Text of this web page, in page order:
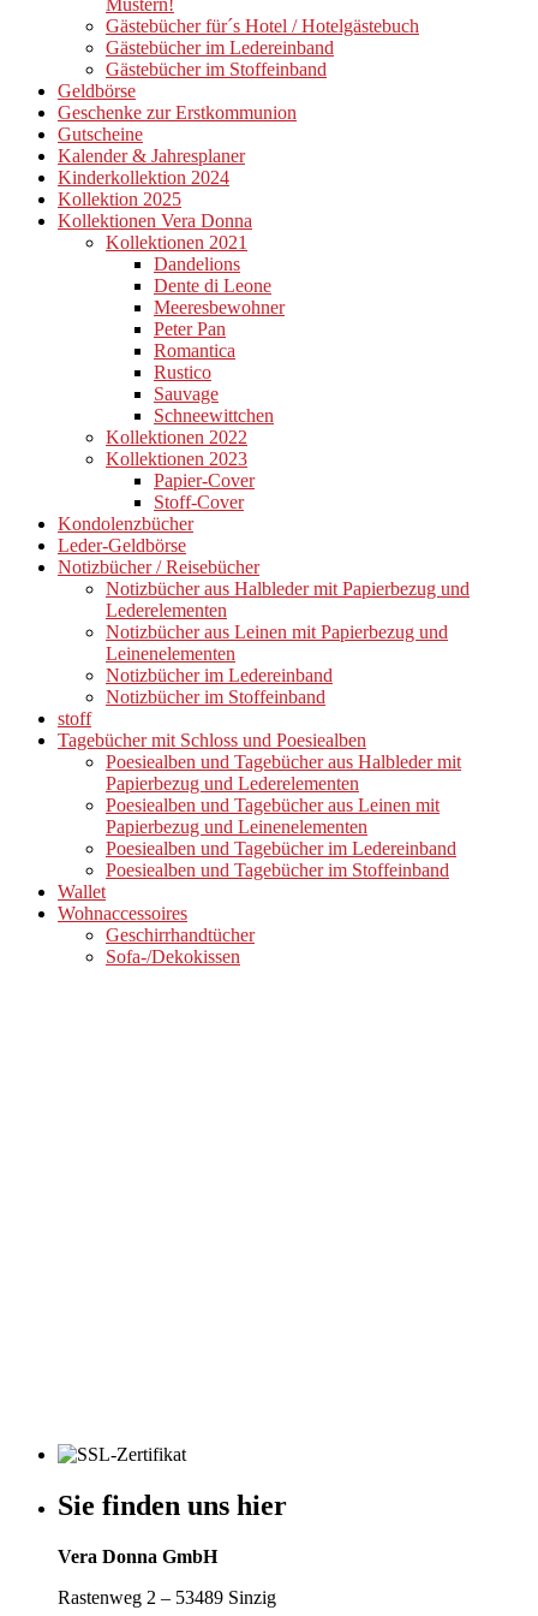
Gästebücher für´s Hotel / Hotelgästebuch
Gästebücher im Ledereinband
Gästebücher im Stoffeinband
Geldbörse
Geschenke zur Erstkommunion
Gutscheine
Kalender & Jahresplaner
Kinderkollektion 2024
Kollektion 2025
Kollektionen Vera Donna
Kollektionen 2021
Dandelions
Dente di Leone
Meeresbewohner
Peter Pan
Romantica
Rustico
Sauvage
Schneewittchen
Kollektionen 2022
Kollektionen 2023
Papier-Cover
Stoff-Cover
Kondolenzbücher
Leder-Geldbörse
Notizbücher / Reisebücher
Notizbücher aus Halbleder mit Papierbezug und
Lederelementen
Notizbücher aus Leinen mit Papierbezug und
Leinenelementen
Notizbücher im Ledereinband
Notizbücher im Stoffeinband
stoff
Tagebücher mit Schloss und Poesiealben
Poesiealben und Tagebücher aus Halbleder mit
Papierbezug und Lederelementen
Poesiealben und Tagebücher aus Leinen mit
Papierbezug und Leinenelementen
Poesiealben und Tagebücher im Ledereinband
Poesiealben und Tagebücher im Stoffeinband
Wallet
Wohnaccessoires
Geschirrhandtücher
Sofa-/Dekokissen
Sie finden uns hier
Vera Donna GmbH
Rastenweg 2 – 53489 Sinzig